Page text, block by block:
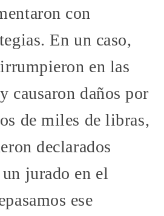
con
En un caso,
en las
causaron daños por
de miles de libras,
declarados
jurado en el
ese